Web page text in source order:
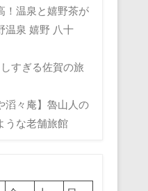
！温泉と嬉野茶が
温泉 嬉野 八十
すぎる佐賀の旅
滔々庵】魯山人の
うな老舗旅館